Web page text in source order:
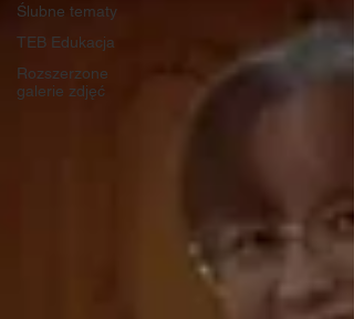
Ślubne tematy
TEB Edukacja
Rozszerzone
galerie zdjęć